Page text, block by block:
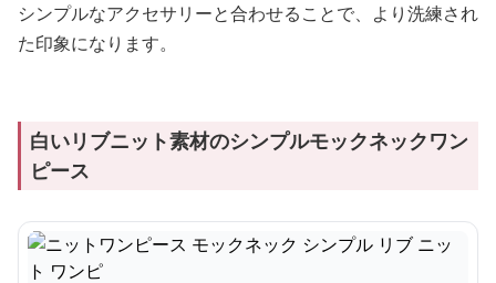
シンプルなアクセサリーと合わせることで、より洗練され
た印象になります。
白いリブニット素材のシンプルモックネックワン
ピース